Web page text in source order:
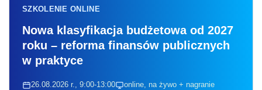
SZKOLENIE ONLINE
Nowa klasyfikacja budżetowa od 2027
roku – reforma finansów publicznych
w praktyce
26.08.2026 r., 9:00-13:00 online, na żywo + nagranie